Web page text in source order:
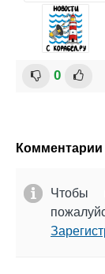
0
Комментарии
Чтобы